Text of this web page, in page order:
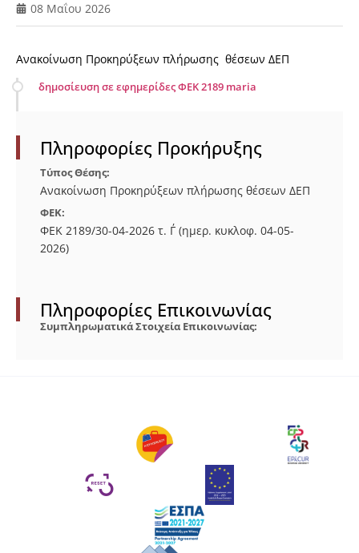
08 Μαΐου 2026
Ανακοίνωση Προκηρύξεων πλήρωσης θέσεων ΔΕΠ
δημοσίευση σε εφημερίδες ΦΕΚ 2189 maria
Πληροφορίες Προκήρυξης
Τύπος Θέσης:
Ανακοίνωση Προκηρύξεων πλήρωσης θέσεων ΔΕΠ
ΦΕΚ:
ΦΕΚ 2189/30-04-2026 τ. Γ΄ (ημερ. κυκλοφ. 04-05-
2026)
Πληροφορίες Επικοινωνίας
Συμπληρωματικά Στοιχεία Επικοινωνίας: